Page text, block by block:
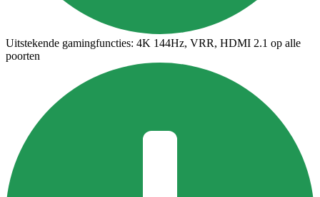
Uitstekende gamingfuncties: 4K 144Hz, VRR, HDMI 2.1 op alle
poorten